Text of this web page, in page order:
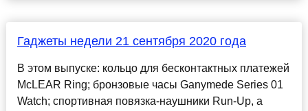
Гаджеты недели 21 сентября 2020 года
В этом выпуске: кольцо для бесконтактных платежей
McLEAR Ring; бронзовые часы Ganymede Series 01
Watch; спортивная повязка-наушники Run-Up, а